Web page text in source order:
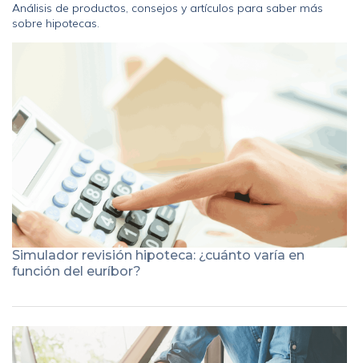
Análisis de productos, consejos y artículos para saber más
sobre hipotecas.
Simulador revisión hipoteca: ¿cuánto varía en
función del euríbor?